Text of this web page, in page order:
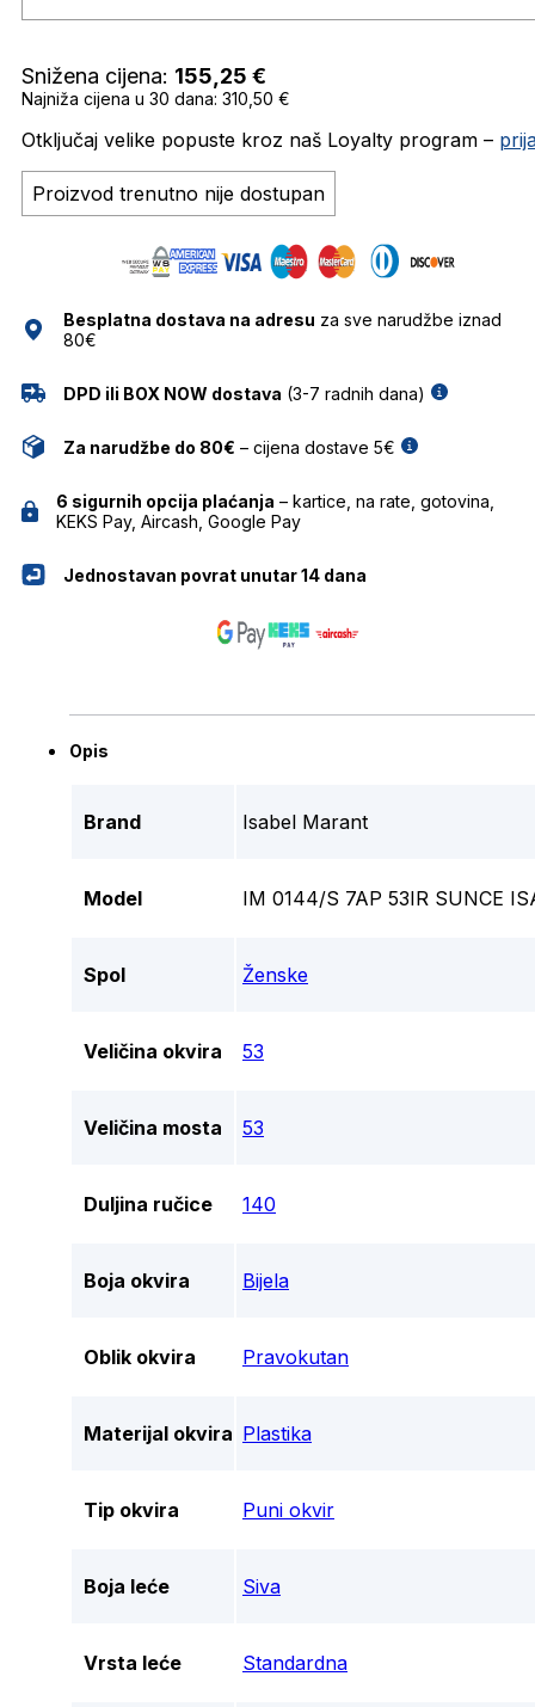
Snižena cijena: 155,25 €
Najniža cijena u 30 dana: 310,50 €
Otključaj velike popuste kroz naš Loyalty program –
Proizvod trenutno nije dostupan
Besplatna dostava na adresu za sve narudžbe iznad
80€
DPD ili BOX NOW dostava (3-7 radnih dana)
Za narudžbe do 80€ – cijena dostave 5€
6 sigurnih opcija plaćanja – kartice, na rate, gotovina,
KEKS Pay, Aircash, Google Pay
Jednostavan povrat unutar 14 dana
Opis
Brand Isabel Marant
Model IM 0144/S 7AP 53IR SUNCE
Spol Ženske
Veličina okvira 53
Veličina mosta 53
Duljina ručice 140
Boja okvira Bijela
Oblik okvira Pravokutan
Materijal okvira Plastika
Tip okvira Puni okvir
Boja leće Siva
Vrsta leće Standardna